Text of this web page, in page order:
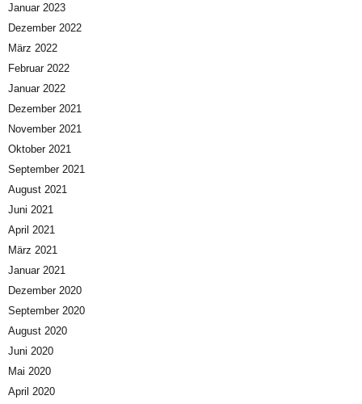
Januar 2023
Dezember 2022
März 2022
Februar 2022
Januar 2022
Dezember 2021
November 2021
Oktober 2021
September 2021
August 2021
Juni 2021
April 2021
März 2021
Januar 2021
Dezember 2020
September 2020
August 2020
Juni 2020
Mai 2020
April 2020